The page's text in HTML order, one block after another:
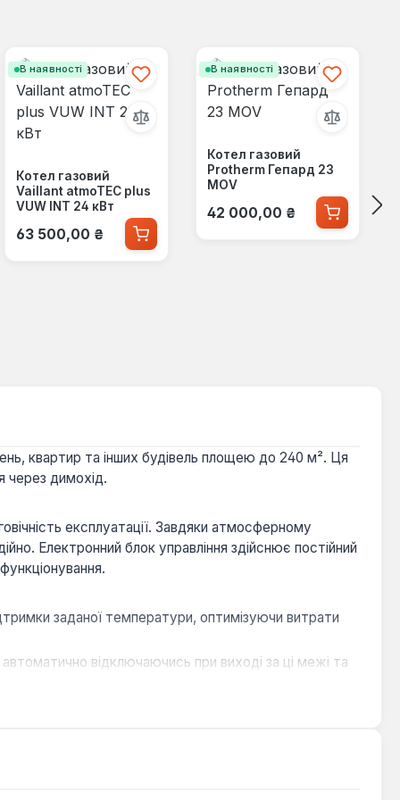
В наявності
Котел газовий
Vaillant atmoTEC plus
VUW INT 24 кВт
Звичайна ціна:
63 500,00 ₴
В наявності
Котел газовий
Protherm Гепард 23
МОV
Звичайна ціна:
42 000,00 ₴
квартир та інших будівель площею до 240 м². Ця
через димохід.
експлуатації. Завдяки атмосферному
Електронний блок управління здійснює постійний
заданої температури, оптимізуючи витрати
відключаючись при виході за ці межі та
тяги, запобігають витоку газу та потраплянню